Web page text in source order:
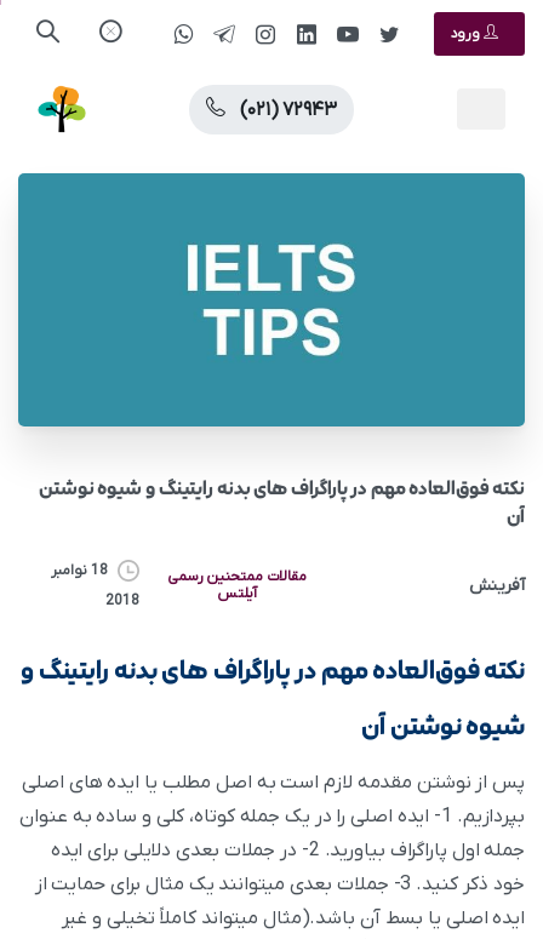
ورود
(۰۲۱) ۷۲۹۴۳
نکته فوق‌العاده مهم در پاراگراف های بدنه رایتینگ و شیوه نوشتن
آن
آفرینش
مقالات ممتحنین رسمی
آیلتس
18 نوامبر
2018
نکته فوق‌العاده مهم در پاراگراف های بدنه رایتینگ و
شیوه نوشتن آن
پس از نوشتن مقدمه لازم است به اصل مطلب یا ایده های اصلی
بپردازیم. 1- ایده اصلی را در یک جمله کوتاه، کلی و ساده به عنوان
جمله اول پاراگراف بیاورید. 2- در جملات بعدی دلایلی برای ایده
خود ذکر کنید. 3- جملات بعدی میتوانند یک مثال برای حمایت از
ایده اصلی یا بسط آن باشد.(مثال میتواند کاملاً تخیلی و غیر